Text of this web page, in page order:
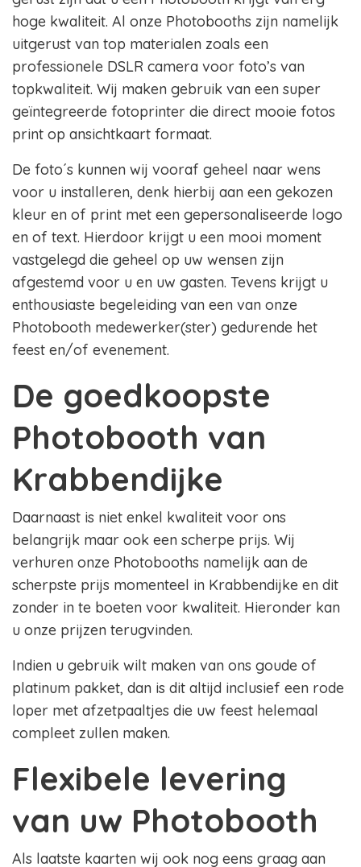
hoge kwaliteit. Al onze Photobooths zijn namelijk
uitgerust van top materialen zoals een
professionele DSLR camera voor foto’s van
topkwaliteit. Wij maken gebruik van een super
geïntegreerde fotoprinter die direct mooie fotos
print op ansichtkaart formaat.
De foto´s kunnen wij vooraf geheel naar wens
voor u installeren, denk hierbij aan een gekozen
kleur en of print met een gepersonaliseerde logo
en of text. Hierdoor krijgt u een mooi moment
vastgelegd die geheel op uw wensen zijn
afgestemd voor u en uw gasten. Tevens krijgt u
enthousiaste begeleiding van een van onze
Photobooth medewerker(ster) gedurende het
feest en/of evenement.
De goedkoopste
Photobooth van
Krabbendijke
Daarnaast is niet enkel kwaliteit voor ons
belangrijk maar ook een scherpe prijs. Wij
verhuren onze Photobooths namelijk aan de
scherpste prijs momenteel in Krabbendijke en dit
zonder in te boeten voor kwaliteit. Hieronder kan
u onze prijzen terugvinden.
Indien u gebruik wilt maken van ons goude of
platinum pakket, dan is dit altijd inclusief een rode
loper met afzetpaaltjes die uw feest helemaal
compleet zullen maken.
Flexibele levering
van uw Photobooth
Als laatste kaarten wij ook nog eens graag aan